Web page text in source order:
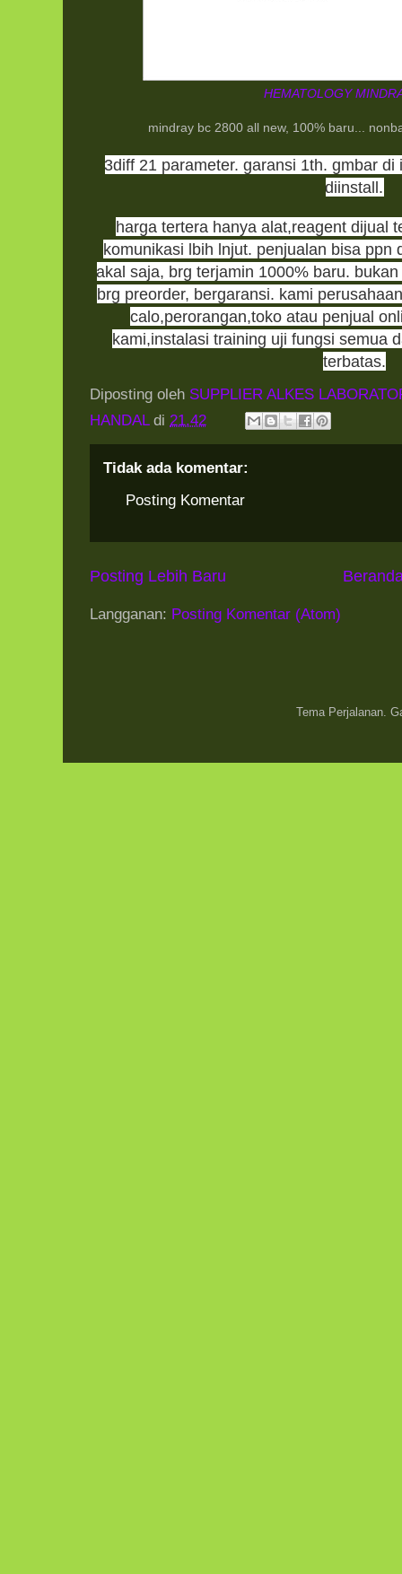
HEMATOLOGY
mindray bc 2800 all new, 100% baru...
3diff 21 parameter. garansi 1th. gmbar
diinstall.
harga tertera hanya alat,reagent dijual
komunikasi lbih lnjut. penjualan bisa ppn
akal saja, brg terjamin 1000% baru.
brg preorder, bergaransi. kami
calo,perorangan,toko atau penjual
kami,instalasi training uji fungsi semua
terbatas.
Diposting oleh SUPPLIER ALKES
HANDAL di 21.42
Tidak ada komentar:
Posting Komentar
Posting Lebih Baru
Langganan: Posting Komentar (Atom)
Tema Perjalanan.